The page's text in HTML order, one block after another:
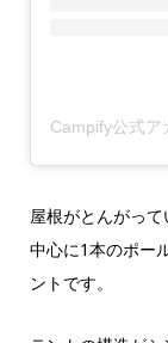
屋根がとんがって
中心に1本のポー
ントです。